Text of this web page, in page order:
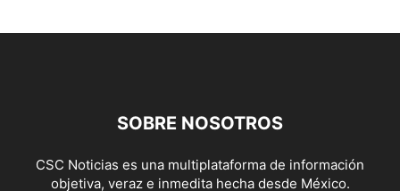
SOBRE NOSOTROS
CSC Noticias es una multiplataforma de información
objetiva, veraz e inmedita hecha desde México.